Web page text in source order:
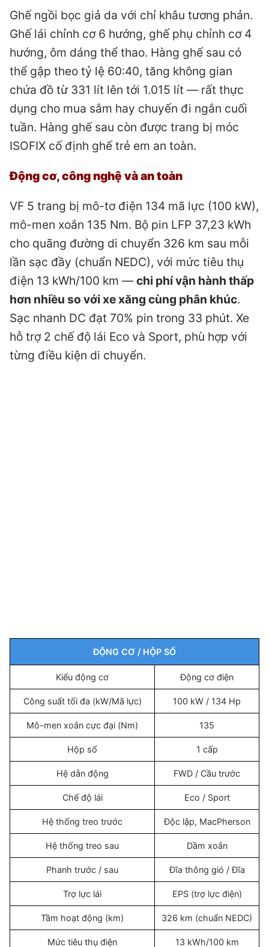
Ghế ngồi bọc giả da với chỉ khâu tương phản.
Ghế lái chỉnh cơ 6 hướng, ghế phụ chỉnh cơ 4
hướng, ôm dáng thể thao. Hàng ghế sau có
thể gập theo tỷ lệ 60:40, tăng không gian
chứa đồ từ 331 lít lên tới 1.015 lít — rất thực
dụng cho mua sắm hay chuyến đi ngắn cuối
tuần. Hàng ghế sau còn được trang bị móc
ISOFIX cố định ghế trẻ em an toàn.
Động cơ, công nghệ và an toàn
VF 5 trang bị mô-tơ điện 134 mã lực (100 kW),
mô-men xoắn 135 Nm. Bộ pin LFP 37,23 kWh
cho quãng đường di chuyển 326 km sau mỗi
lần sạc đầy (chuẩn NEDC), với mức tiêu thụ
điện 13 kWh/100 km —chi phí vận hành thấp
hơn nhiều so với xe xăng cùng phân khúc.
Sạc nhanh DC đạt 70% pin trong 33 phút. Xe
hỗ trợ 2 chế độ lái Eco và Sport, phù hợp với
từng điều kiện di chuyển.
ĐỘNG CƠ / HỘP SỐ
Kiểu động cơ Động cơ điện
Công suất tối đa (kW/Mã lực) 100 kW / 134 Hp
Mô-men xoắn cực đại (Nm) 135
Hộp số 1 cấp
Hệ dẫn động FWD / Cầu trước
Chế độ lái Eco / Sport
Hệ thống treo trước Độc lập, MacPherson
Hệ thống treo sau Dầm xoắn
Phanh trước / sau Đĩa thông gió / Đĩa
Trợ lực lái EPS (trợ lực điện)
Tầm hoạt động (km) 326 km (chuẩn NEDC)
Mức tiêu thụ điện 13 kWh/100 km